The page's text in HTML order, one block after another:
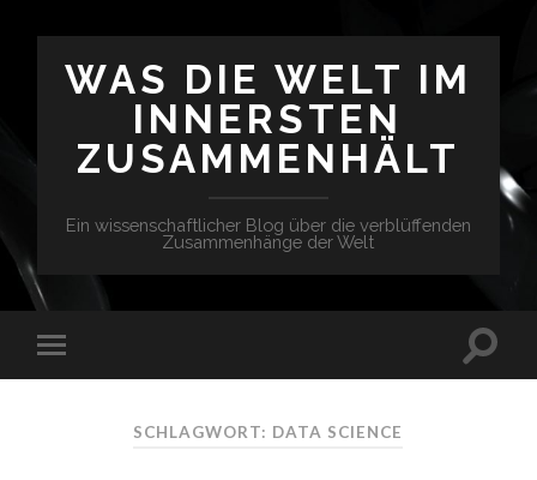
WAS DIE WELT IM
INNERSTEN
ZUSAMMENHÄLT
Ein wissenschaftlicher Blog über die verblüffenden
Zusammenhänge der Welt
SCHLAGWORT: DATA SCIENCE